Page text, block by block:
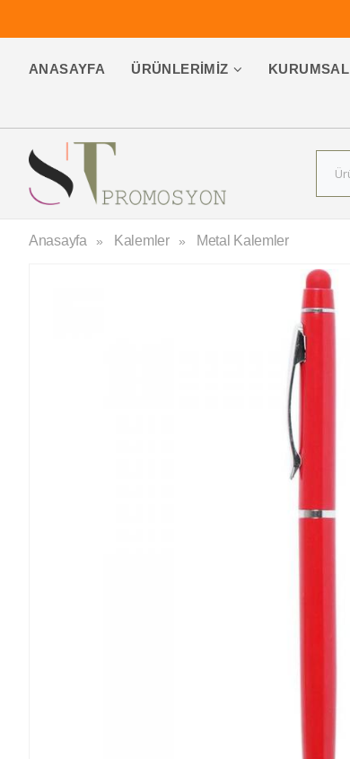
ANASAYFA ÜRÜNLERIMIZ KURUMSAL
Anasayfa Kalemler Metal Kalemler